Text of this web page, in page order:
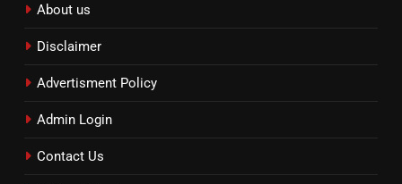
About us
Disclaimer
Advertisment Policy
Admin Login
Contact Us